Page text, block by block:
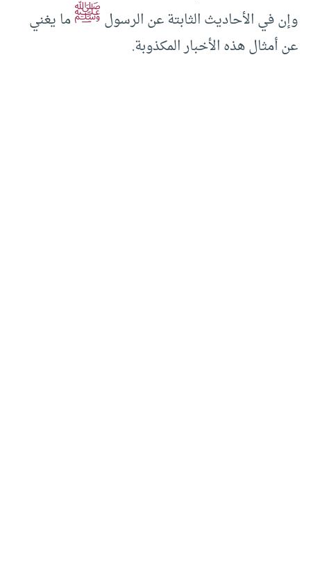
وإن في الأحاديث الثابتة عن الرسولﷺما يغني
عن أمثال هذه الأخبار المكذوبة.